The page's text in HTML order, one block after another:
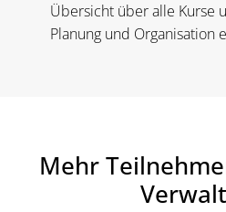
Übersicht über alle Kurse
Planung und Organisation
Mehr